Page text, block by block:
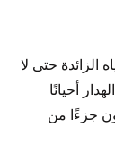
الزائدة حتى لا
أحيانًا
جزءًا من